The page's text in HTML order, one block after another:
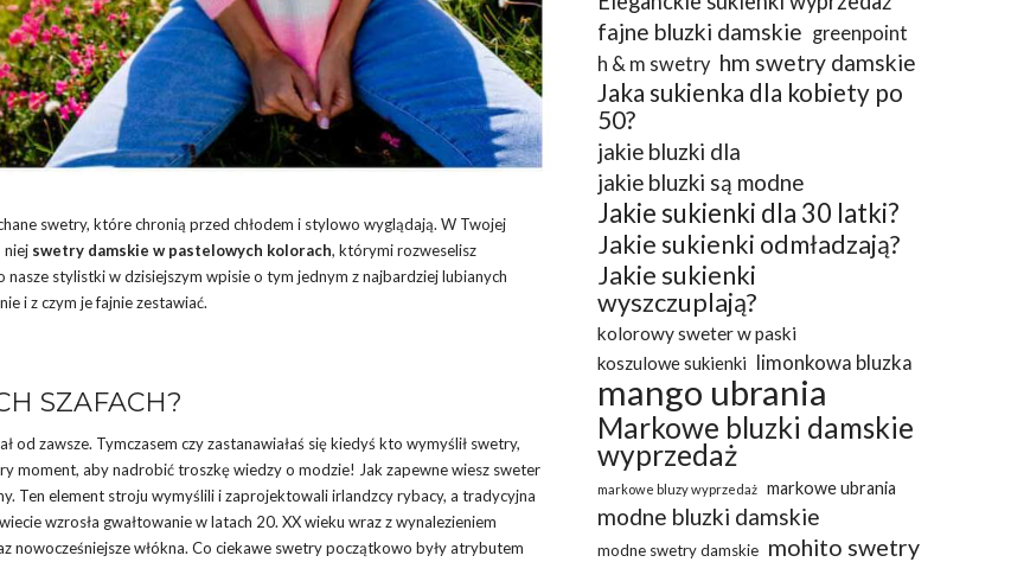
swetry, które chronią przed chłodem i stylowo wyglądają. W Twojej
niej swetry damskie w pastelowych kolorach, którymi rozweselisz
stylistki w dzisiejszym wpisie o tym jednym z najbardziej lubianych
i z czym je fajnie zestawiać.
SZAFACH?
zawsze. Tymczasem czy zastanawiałaś się kiedyś kto wymyślił swetry,
moment, aby nadrobić troszkę wiedzy o modzie! Jak zapewne wiesz sweter
Ten element stroju wymyślili i zaprojektowali irlandzcy rybacy, a tradycyjna
wzrosła gwałtowanie w latach 20. XX wieku wraz z wynalezieniem
nowocześniejsze włókna. Co ciekawe swetry początkowo były atrybutem
fajne bluzki damskie greenpoint
h & m swetry hm swetry damskie
Jaka sukienka dla kobiety po
50?
jakie bluzki dla
jakie bluzki są modne
Jakie sukienki dla 30 latki?
Jakie sukienki odmładzają?
Jakie sukienki
wyszczuplają?
kolorowy sweter w paski
koszulowe sukienki limonkowa bluzka
mango ubrania
Markowe bluzki damskie
wyprzedaż
markowe bluzy wyprzedaż markowe ubrania
modne bluzki damskie
modne swetry damskie mohito swetry